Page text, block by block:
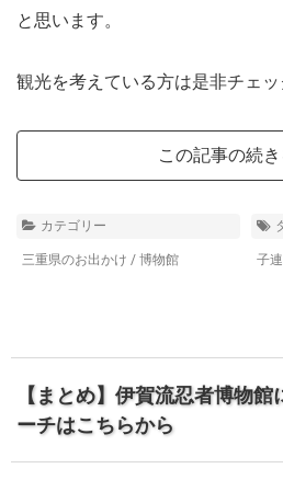
と思います。
観光を考えている方は是非チェッ
この記事の続
カテゴリー
三重県のお出かけ / 博物館 子
【まとめ】伊賀流忍者博物
ーチはこちらから